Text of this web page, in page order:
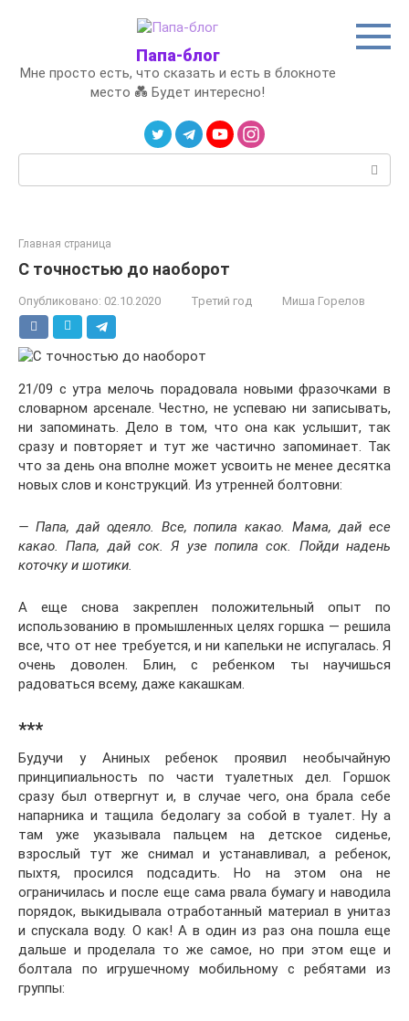
Папа-блог
Мне просто есть, что сказать и есть в блокноте
место 💑 Будет интересно!
Главная страница
С точностью до наоборот
Опубликовано: 02.10.2020 Третий год Миша Горелов
21/09 с утра мелочь порадовала новыми фразочками в
словарном арсенале. Честно, не успеваю ни записывать,
ни запоминать. Дело в том, что она как услышит, так
сразу и повторяет и тут же частично запоминает. Так
что за день она вполне может усвоить не менее десятка
новых слов и конструкций. Из утренней болтовни:
— Папа, дай одеяло. Все, попила какао. Мама, дай есе
какао. Папа, дай сок. Я узе попила сок. Пойди надень
коточку и шотики.
А еще снова закреплен положительный опыт по
использованию в промышленных целях горшка — решила
все, что от нее требуется, и ни капельки не испугалась. Я
очень доволен. Блин, с ребенком ты научишься
радоваться всему, даже какашкам.
***
Будучи у Аниных ребенок проявил необычайную
принципиальность по части туалетных дел. Горшок
сразу был отвергнут и, в случае чего, она брала себе
напарника и тащила бедолагу за собой в туалет. Ну а
там уже указывала пальцем на детское сиденье,
взрослый тут же снимал и устанавливал, а ребенок,
пыхтя, просился подсадить. Но на этом она не
ограничилась и после еще сама рвала бумагу и наводила
порядок, выкидывала отработанный материал в унитаз
и спускала воду. О как! А в один из раз она пошла еще
дальше и проделала то же самое, но при этом еще и
болтала по игрушечному мобильному с ребятами из
группы: